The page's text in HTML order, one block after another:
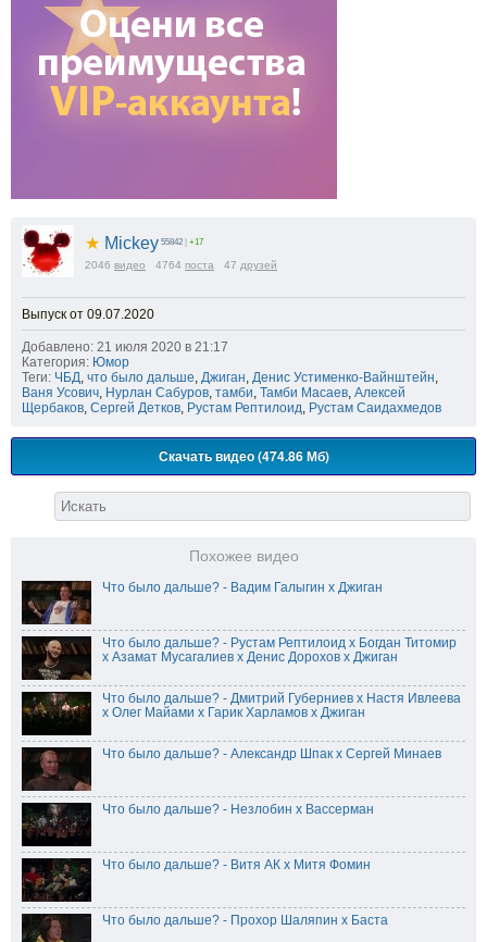
★ Mickey 55842 | +17
2046 видео 4764 поста 47 друзей
Выпуск от 09.07.2020
Добавлено: 21 июля 2020 в 21:17
Категория: Юмор
Теги: ЧБД что было дальше Джиган Денис Устименко-Вайнштейн
Ваня Усович Нурлан Сабуров тамби Тамби Масаев Алексей
Щербаков Сергей Детков Рустам Рептилоид Рустам Саидахмедов
Скачать видео (474.86 Мб)
Похожее видео
Что было дальше? - Вадим Галыгин х Джиган
Что было дальше? - Рустам Рептилоид х Богдан Титомир
х Азамат Мусагалиев х Денис Дорохов х Джиган
Что было дальше? - Дмитрий Губерниев х Настя Ивлеева
х Олег Майами х Гарик Харламов х Джиган
Что было дальше? - Александр Шпак х Сергей Минаев
Что было дальше? - Незлобин х Вассерман
Что было дальше? - Витя АК х Митя Фомин
Что было дальше? - Прохор Шаляпин x Баста